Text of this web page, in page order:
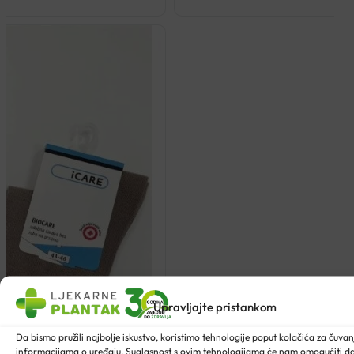
Upravljajte pristankom
Da bismo pružili najbolje iskustvo, koristimo tehnologije poput kolačića za
informacijama o uređaju. Suglasnost s ovim tehnologijama će nam omogućiti